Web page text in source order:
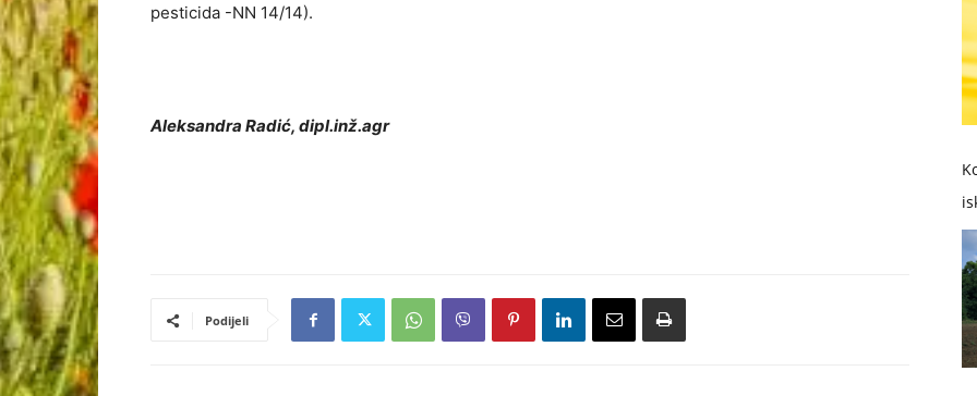
pesticida -NN 14/14).
Aleksandra Radić, dipl.inž.agr
Podijeli